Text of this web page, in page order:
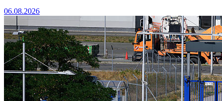
06.08.2026